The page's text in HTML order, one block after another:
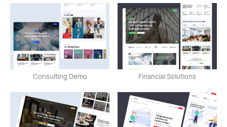
Consulting Demo Financial Solutions